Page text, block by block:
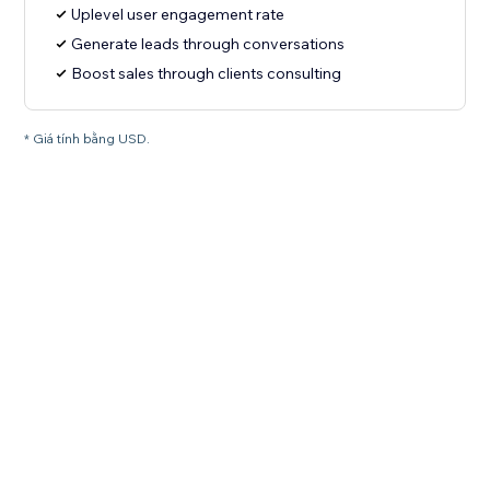
Uplevel user engagement rate
Generate leads through conversations
Boost sales through clients consulting
* Giá tính bằng USD.